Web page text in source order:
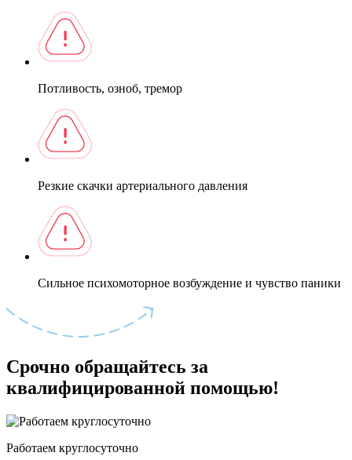
Потливость, озноб, тремор
Резкие скачки артериального давления
Сильное психомоторное возбуждение и чувство паники
Срочно обращайтесь за
квалифицированной помощью!
Работаем круглосуточно